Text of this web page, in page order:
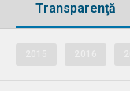
Transparenţă